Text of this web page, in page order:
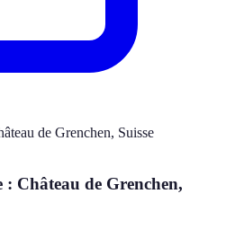
Château de Grenchen,